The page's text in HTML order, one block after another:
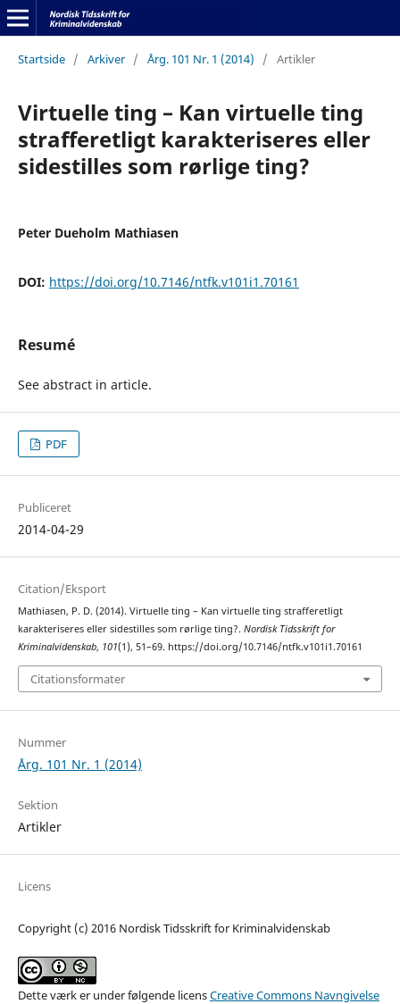
Startside / Arkiver / Årg. 101 Nr. 1 (2014) / Artikler
Virtuelle ting – Kan virtuelle ting
strafferetligt karakteriseres eller
sidestilles som rørlige ting?
Peter Dueholm Mathiasen
DOI: https://doi.org/10.7146/ntfk.v101i1.70161
Resumé
See abstract in article.
PDF
Publiceret
2014-04-29
Citation/Eksport
Mathiasen, P. D. (2014). Virtuelle ting – Kan virtuelle ting strafferetligt
karakteriseres eller sidestilles som rørlige ting?. Nordisk Tidsskrift for
Kriminalvidenskab, 101(1), 51–69. https://doi.org/10.7146/ntfk.v101i1.70161
Citationsformater
Nummer
Årg. 101 Nr. 1 (2014)
Sektion
Artikler
Licens
Copyright (c) 2016 Nordisk Tidsskrift for Kriminalvidenskab
Dette værk er under følgende licensCreative Commons Navngivelse